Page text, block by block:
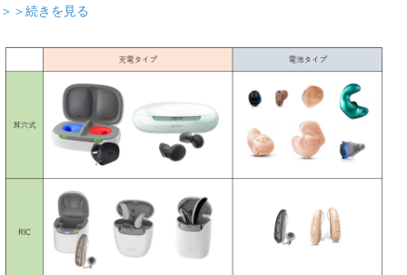
＞＞続きを見る